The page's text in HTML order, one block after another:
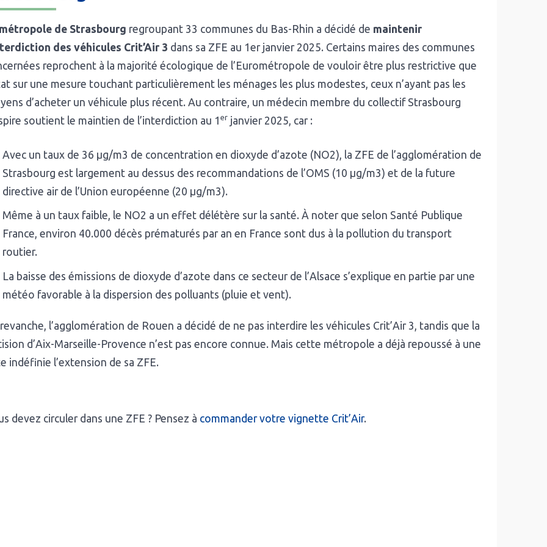
métropole de Strasbourg regroupant 33 communes du Bas-Rhin a décidé de maintenir
des véhicules Crit’Air 3 dans sa ZFE au 1er janvier 2025. Certains maires des communes
reprochent à la majorité écologique de l’Eurométropole de vouloir être plus restrictive que
sur une mesure touchant particulièrement les ménages les plus modestes, ceux n’ayant pas les
d’acheter un véhicule plus récent. Au contraire, un médecin membre du collectif Strasbourg
soutient le maintien de l’interdiction au 1er janvier 2025, car :
Avec un taux de 36 µg/m3 de concentration en dioxyde d’azote (NO2), la ZFE de l’agglomération de
Strasbourg est largement au dessus des recommandations de l’OMS (10 µg/m3) et de la future
directive air de l’Union européenne (20 µg/m3).
Même à un taux faible, le NO2 a un effet délétère sur la santé. À noter que selon Santé Publique
France, environ 40.000 décès prématurés par an en France sont dus à la pollution du transport
routier.
La baisse des émissions de dioxyde d’azote dans ce secteur de l’Alsace s’explique en partie par une
météo favorable à la dispersion des polluants (pluie et vent).
l’agglomération de Rouen a décidé de ne pas interdire les véhicules Crit’Air 3, tandis que la
d’Aix-Marseille-Provence n’est pas encore connue. Mais cette métropole a déjà repoussé à une
indéfinie l’extension de sa ZFE.
devez circuler dans une ZFE ? Pensez à commander votre vignette Crit’Air.